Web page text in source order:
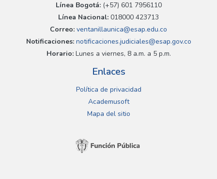
Línea Bogotá:(+57) 601 7956110
Línea Nacional: 018000 423713
Correo: ventanillaunica@esap.edu.co
Notificaciones:notificaciones.judiciales@esap.gov.co
Horario:Lunes a viernes, 8 a.m. a 5 p.m.
Enlaces
Política de privacidad
Academusoft
Mapa del sitio